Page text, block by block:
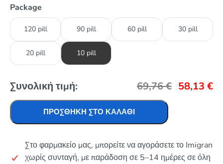
Package
120 pill 90 pill 60 pill 30 pill
20 pill 10 pill
Συνολική τιμή: 69,76€ 58,13 €
ΠΡΟΣΘΉΚΗ ΣΤΟ ΚΑΛΆΘΙ
Στο φαρμακείο μας, μπορείτε να αγοράσετε το Imigran
χωρίς συνταγή, με παράδοση σε 5–14 ημέρες σε όλη